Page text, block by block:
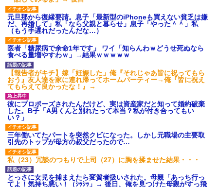
元旦那から復縁要請。息子「最新型のiPhoneも買えない貧乏は嫌
だ、再婚して」私「なら父親と暮らせ」息子「やった＾＾」私
（もう手遅れだったんだな…）
医者「糖尿病で余命1年です」 ワイ「知らんわｗどうせ死ぬなら
食べる量増やすわｗ」→結果ｗｗｗｗｗ
【報告者がキチ】嫁「妊娠した」俺『それじゃあ皆に祝ってもら
おう』友人達を家に連れ帰ってホームパーティー→俺『皆に祝え
てもらえて良かったな！』→
彼にプロポーズされたんだけど、実は資産家だと知って婚約破棄
した。B子「A男くんと別れたって本当？私が付き合ってもい
い？」
三年働いてたパートを突然クビになった。しかし元職場の主要取
引先のトップが母方の叔父だったので…
私（23）冗談のつもりで上司（27）に胸を揉ませた結果・・・
とっさに女児を捕まえたら変質者扱いされた。母親「あっち行っ
てよ！気持ち悪い！（ｼｯｼｯ」→ 後日、俺を見つけた母親がすっ飛